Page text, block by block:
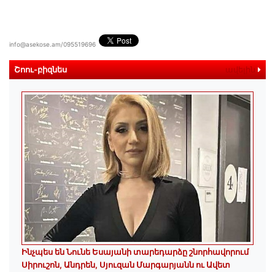
info@asekose.am/095519696
Շոու-բիզնես ավելին
Ինչպես են Նունե Եսայանի տարեդարձը շնորհավորում
Սիրուշոն, Անդրեն, Սյուզան Մարգարյանն ու Ավետ